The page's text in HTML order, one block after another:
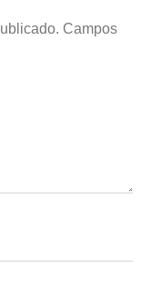
Campos